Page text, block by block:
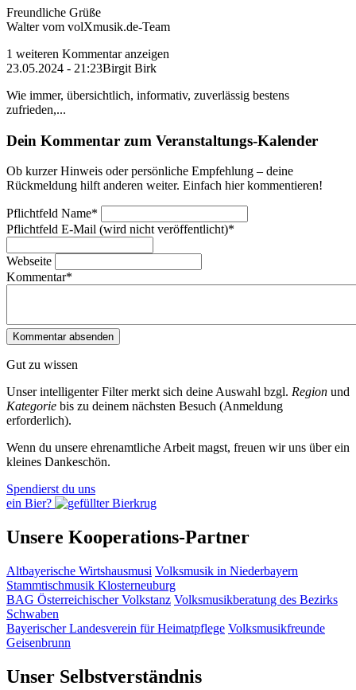
Freundliche Grüße
Walter vom volXmusik.de-Team
1 weiteren Kommentar anzeigen
23.05.2024 - 21:23Birgit Birk
Wie immer, übersichtlich, informativ, zuverlässig bestens
zufrieden,...
Dein Kommentar zum Veranstaltungs-Kalender
Ob kurzer Hinweis oder persönliche Empfehlung – deine
Rückmeldung hilft anderen weiter. Einfach hier kommentieren!
Pflichtfeld Name*
Pflichtfeld E-Mail (wird nicht veröffentlicht)*
Webseite
Kommentar*
Gut zu wissen
Unser intelligenter Filter merkt sich deine Auswahl bzgl. Region und
Kategorie bis zu deinem nächsten Besuch (Anmeldung
erforderlich).
Wenn du unsere ehrenamtliche Arbeit magst, freuen wir uns über ein
kleines Dankeschön.
Spendierst du uns
ein Bier?
Unsere Kooperations-Partner
Altbayerische Wirtshausmusi Volksmusik in Niederbayern
Stammtischmusik Klosterneuburg
BAG Österreichischer Volkstanz Volksmusikberatung des Bezirks
Schwaben
Bayerischer Landesverein für Heimatpflege Volksmusikfreunde
Geisenbrunn
Unser Selbstverständnis